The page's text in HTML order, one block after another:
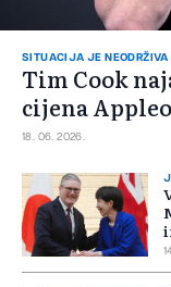
SITUACIJA JE NEODRŽIVA
Tim Cook
cijena
18. 06. 2026.